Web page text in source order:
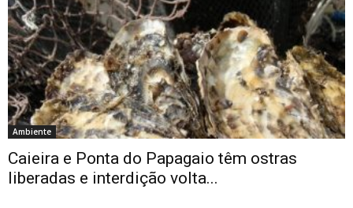
Ambiente
Caieira e Ponta do Papagaio têm ostras
liberadas e interdição volta...